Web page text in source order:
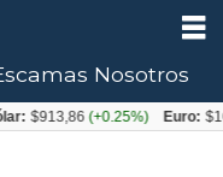
Nosotros
$913,86(+0.25%) Euro: